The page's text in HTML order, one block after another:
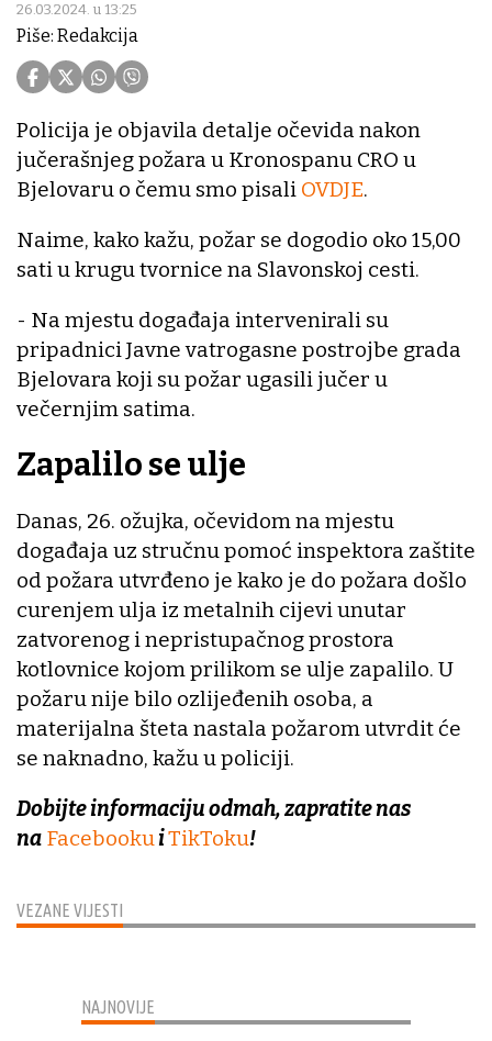
26.03.2024. u 13:25
Piše: Redakcija
VEZANE VIJESTI
Policija je objavila detalje očevida nakon
jučerašnjeg požara u Kronospanu CRO u
Bjelovaru o čemu smo pisali OVDJE.
Naime, kako kažu, požar se dogodio oko 15,00
sati u krugu tvornice na Slavonskoj cesti.
- Na mjestu događaja intervenirali su
pripadnici Javne vatrogasne postrojbe grada
Bjelovara koji su požar ugasili jučer u
večernjim satima.
Zapalilo se ulje
Danas, 26. ožujka, očevidom na mjestu
događaja uz stručnu pomoć inspektora zaštite
od požara utvrđeno je kako je do požara došlo
curenjem ulja iz metalnih cijevi unutar
zatvorenog i nepristupačnog prostora
kotlovnice kojom prilikom se ulje zapalilo. U
požaru nije bilo ozlijeđenih osoba, a
materijalna šteta nastala požarom utvrdit će
se naknadno, kažu u policiji.
Dobijte informaciju odmah, zapratite nas
na FacebookuiTikToku!
NAJNOVIJE